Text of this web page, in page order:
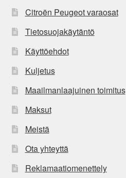
Citroën Peugeot varaosat
Tietosuojakäytäntö
Käyttöehdot
Kuljetus
Maailmanlaajuinen toimitus
Maksut
Meistä
Ota yhteyttä
Reklamaatiomenettely